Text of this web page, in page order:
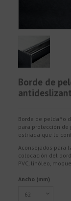
Borde de
Borde de peldaño
para protección de
estriada que le
Aconsejados para
colocación del
PVC, linóleo,
Ancho (mm)